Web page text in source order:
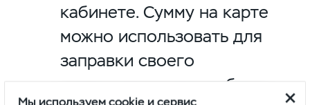
кабинете. Сумму на карте
можно использовать для
заправки своего
лизингового автомобиля.
Мы используем cookie и сервис